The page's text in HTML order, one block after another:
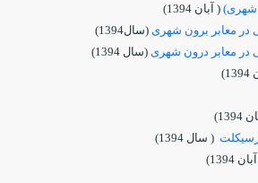
شهری) ( آبان 1394)
در معابر برون شهری (سال1394)
در معابر درون شهری (سال 1394)
( سال 1394)
1394)